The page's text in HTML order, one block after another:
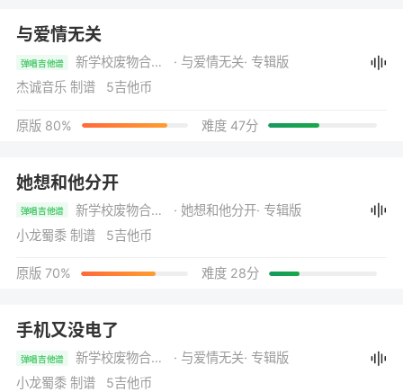
与爱情无关
弹唱吉他谱 新学校废物合唱团 · 与爱情无关· 专辑版
杰诚音乐 制谱 5吉他币
原版 80% 难度 47分
她想和他分开
弹唱吉他谱 新学校废物合唱团 · 她想和他分开· 专辑版
小龙蜀黍 制谱 5吉他币
原版 70% 难度 28分
手机又没电了
弹唱吉他谱 新学校废物合唱团 · 与爱情无关· 专辑版
小龙蜀黍 制谱 5吉他币